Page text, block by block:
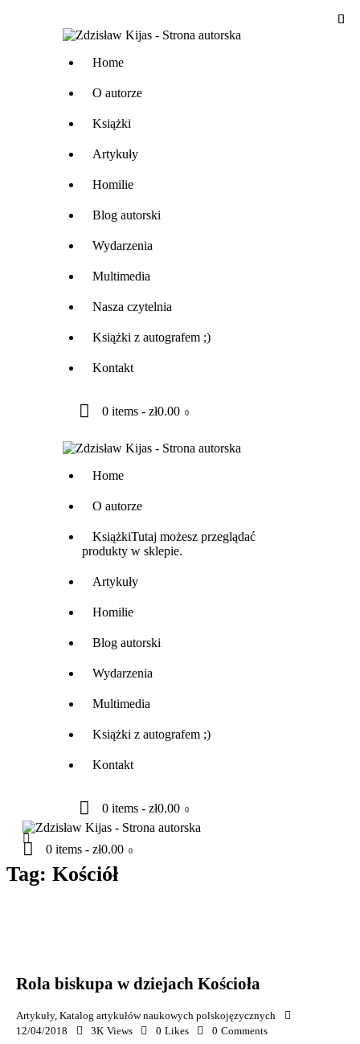
Home
O autorze
Książki
Artykuły
Homilie
Blog autorski
Wydarzenia
Multimedia
Nasza czytelnia
Książki z autografem ;)
Kontakt
0 items -zł0.00 0
Home
O autorze
KsiążkiTutaj możesz przeglądać
produkty w sklepie.
Artykuły
Homilie
Blog autorski
Wydarzenia
Multimedia
Książki z autografem ;)
Kontakt
0 items -zł0.00 0
0 items -zł0.00 0
Tag: Kościół
Rola biskupa w dziejach Kościoła
Artykuły, Katalog artykułów naukowych polskojęzycznych
12/04/2018
3K Views 0 Likes 0 Comments